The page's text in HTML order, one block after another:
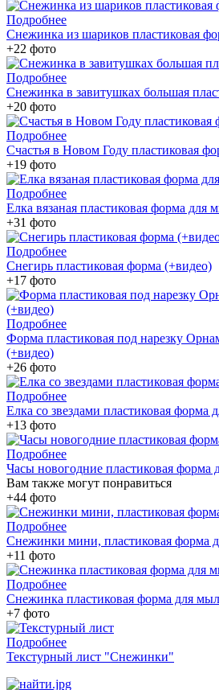
Подробнее
Снежинка из шариков пластиковая
+22 фото
Подробнее
Снежинка в завитушках большая
+20 фото
Подробнее
Счастья в Новом Году пластиковая
+19 фото
Подробнее
Елка вязаная пластиковая форма для
+31 фото
Подробнее
Снегирь пластиковая форма (+видео)
+17 фото
Подробнее
Форма пластиковая под нарезку
(+видео)
+26 фото
Подробнее
Елка со звездами пластиковая форма
+13 фото
Подробнее
Часы новогодние пластиковая форма
Вам также могут понравиться
+44 фото
Подробнее
Снежинки мини, пластиковая форма
+11 фото
Подробнее
Снежинка пластиковая форма для
+7 фото
Подробнее
Текстурный лист "Снежинки"